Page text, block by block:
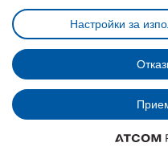
Избор на настройки
Условия за ползване на
Политика за защита
Общи условия
Политика за защита на
© Inter-IKEA
Настройки за